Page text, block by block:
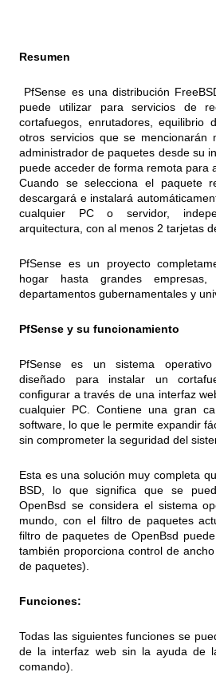
Resumen
PfSense es una distribución
puede utilizar para servicios de
cortafuegos, enrutadores, equilibrio
otros servicios que se mencionarán
administrador de paquetes desde su
puede acceder de forma remota para
Cuando se selecciona el paquete
descargará e instalará
cualquier PC o servidor,
arquitectura, con al menos 2 tarjetas
PfSense es un proyecto
hogar hasta grandes empresas,
departamentos gubernamentales y
PfSense y su funcionamiento
PfSense es un sistema
diseñado para instalar un
configurar a través de una interfaz
cualquier PC. Contiene una gran
software, lo que le permite expandir
sin comprometer la seguridad del
Esta es una solución muy completa
BSD, lo que significa que se
OpenBsd se considera el sistema
mundo, con el filtro de paquetes
filtro de paquetes de OpenBsd
también proporciona control de
de paquetes).
Funciones:
Todas las siguientes funciones se
de la interfaz web sin la ayuda de
comando).